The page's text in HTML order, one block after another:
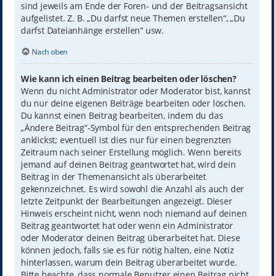
sind jeweils am Ende der Foren- und der Beitragsansicht
aufgelistet. Z. B. „Du darfst neue Themen erstellen“, „Du
darfst Dateianhänge erstellen“ usw.
Nach oben
Wie kann ich einen Beitrag bearbeiten oder löschen?
Wenn du nicht Administrator oder Moderator bist, kannst
du nur deine eigenen Beiträge bearbeiten oder löschen.
Du kannst einen Beitrag bearbeiten, indem du das
„Ändere Beitrag“-Symbol für den entsprechenden Beitrag
anklickst; eventuell ist dies nur für einen begrenzten
Zeitraum nach seiner Erstellung möglich. Wenn bereits
jemand auf deinen Beitrag geantwortet hat, wird dein
Beitrag in der Themenansicht als überarbeitet
gekennzeichnet. Es wird sowohl die Anzahl als auch der
letzte Zeitpunkt der Bearbeitungen angezeigt. Dieser
Hinweis erscheint nicht, wenn noch niemand auf deinen
Beitrag geantwortet hat oder wenn ein Administrator
oder Moderator deinen Beitrag überarbeitet hat. Diese
können jedoch, falls sie es für nötig halten, eine Notiz
hinterlassen, warum dein Beitrag überarbeitet wurde.